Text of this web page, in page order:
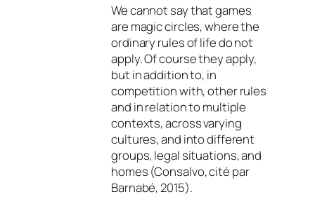
We cannot say that games
are magic circles, where the
ordinary rules of life do not
apply. Of course they apply,
but in addition to, in
competition with, other rules
and in relation to multiple
contexts, across varying
cultures, and into different
groups, legal situations, and
homes (Consalvo, cité par
Barnabé, 2015).